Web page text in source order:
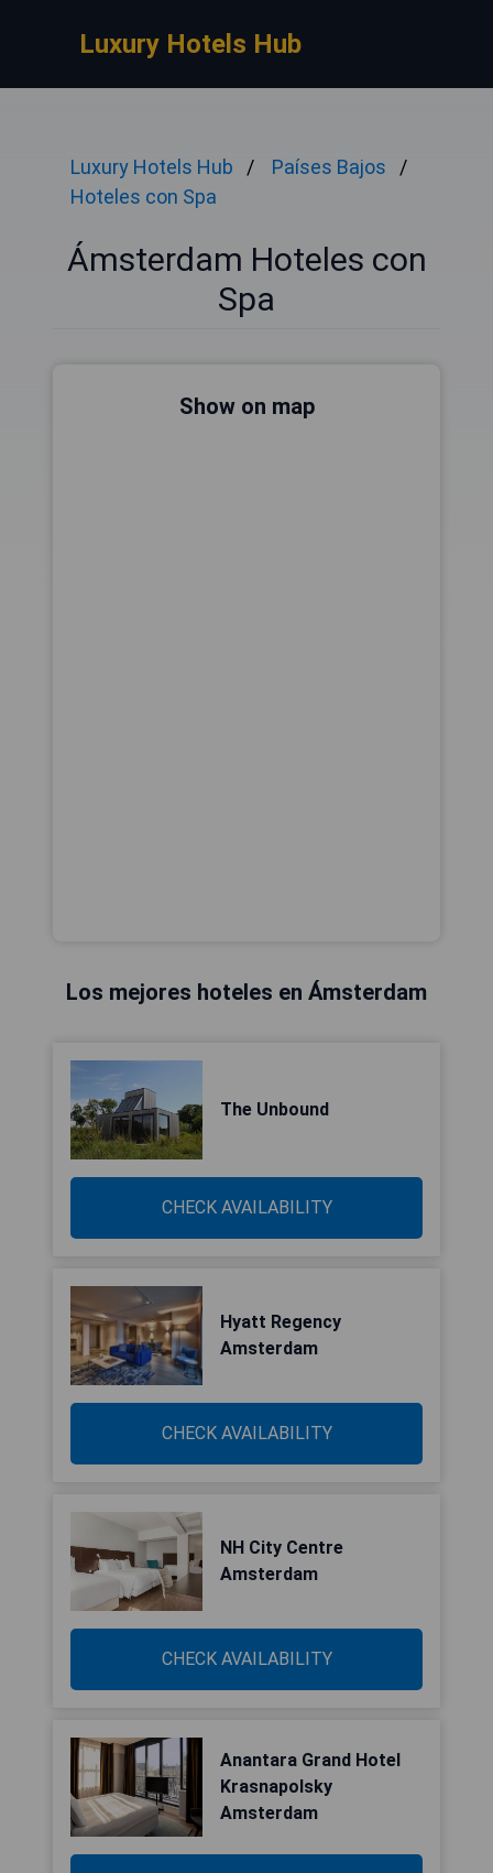
Luxury Hotels Hub
Luxury Hotels Hub
Países Bajos
Hoteles con Spa
Ámsterdam Hoteles con
Spa
Show on map
Los mejores hoteles en Ámsterdam
The Unbound
CHECK AVAILABILITY
Hyatt Regency
Amsterdam
CHECK AVAILABILITY
NH City Centre
Amsterdam
CHECK AVAILABILITY
Anantara Grand Hotel
Krasnapolsky
Amsterdam